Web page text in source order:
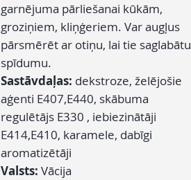
garnējuma pārliešanai kūkām,
groziņiem, kliņģeriem. Var augļus
pārsmērēt ar otiņu, lai tie saglabātu
spīdumu.
Sastāvdaļas: dekstroze, želējošie
aģenti E407,E440, skābuma
regulētājs E330 , iebiezinātāji
E414,E410, karamele, dabīgi
aromatizētāji
Valsts: Vācija